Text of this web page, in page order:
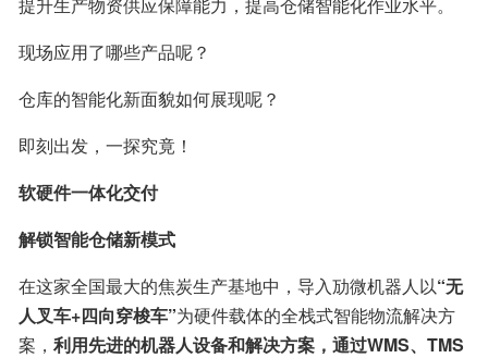
现场应用了哪些产品呢？
仓库的智能化新面貌如何展现呢？
即刻出发，一探究竟！
软硬件一体化交付
解锁智能仓储新模式
在这家全国最大的焦炭生产基地中，导入劢微机器人以“无
人叉车+四向穿梭车”为硬件载体的全栈式智能物流解决方
案， 利用先进的机器人设备和解决方案，通过WMS、TMS